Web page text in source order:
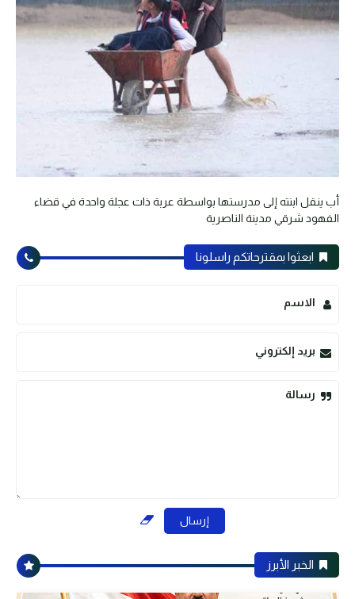
أب ينقل ابنته إلى مدرستها بواسطة عربة ذات عجلة واحدة في قضاء
الفهود شرقي مدينة الناصرية
ابعثوا بمقترحاتكم راسلونا
الاسم
بريد إلكتروني
رسالة
الخبر الأبرز